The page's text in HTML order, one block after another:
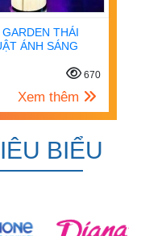
THÁI
ÁNH SÁNG
670
Xem thêm
BIỂU